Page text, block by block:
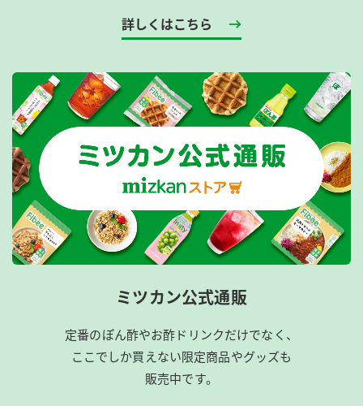
詳しくはこちら
ミツカン公式通販
定番のぽん酢やお酢ドリンクだけでなく、
ここでしか買えない限定商品やグッズも
販売中です。